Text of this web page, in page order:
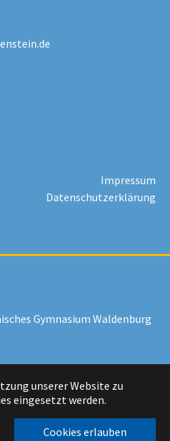
unserer Website zu
eingesetzt werden.
Cookies erlauben
Impressum
Datenschutzerklärung
Gymnasium Waldenburg